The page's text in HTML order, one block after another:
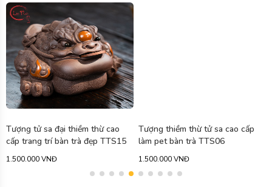
Tượng tử sa đại thiềm thừ cao
cấp trang trí bàn trà đẹp TTS15
1.500.000 VNĐ
Tượng thiềm thừ tử sa cao cấp
làm pet bàn trà TTS06
1.500.000 VNĐ